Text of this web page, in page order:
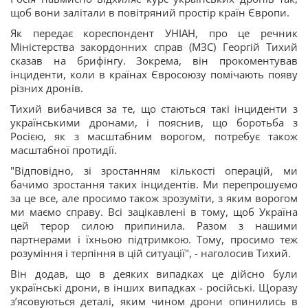
щоб вони залітали в повітряний простір країн Європи.
Як передає кореспондент УНІАН, про це речник
Міністерства закордонних справ (МЗС) Георгій Тихий
сказав на брифінгу. Зокрема, він прокоментував
інциденти, коли в країнах Євросоюзу помічають появу
різних дронів.
Тихий вибачився за те, що стаються такі інциденти з
українськими дронами, і пояснив, що боротьба з
Росією, як з масштабним ворогом, потребує також
масштабної протидії.
"Відповідно, зі зростанням кількості операцій, ми
бачимо зростання таких інцидентів. Ми перепрошуємо
за це все, але просимо також зрозуміти, з яким ворогом
ми маємо справу. Всі зацікавлені в тому, щоб Україна
цей терор силою припинила. Разом з нашими
партнерами і їхньою підтримкою. Тому, просимо теж
розуміння і терпіння в цій ситуації", - наголосив Тихий.
Він додав, що в деяких випадках це дійсно були
українські дрони, в інших випадках - російські. Щоразу
з’ясовуються деталі, яким чином дрони опинились в